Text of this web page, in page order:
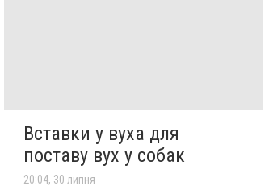
Вставки у вуха для
поставу вух у собак
20:04, 30 липня